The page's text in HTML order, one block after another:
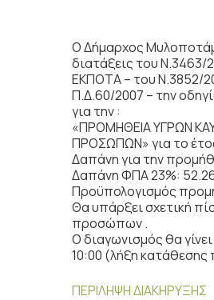
Ο Δήμαρχος
διατάξεις του Ν.3463/
ΕΚΠΟΤΑ – του Ν.3852/
Π.Δ.60/2007 – την
για την :
«ΠΡΟΜΗΘΕΙΑ ΥΓΡΩΝ
ΠΡΟΣΩΠΩΝ» για το
Δαπάνη για την
Δαπάνη ΦΠΑ 23%:
Προϋπολογισμός
Θα υπάρξει σχετική
προσώπων .
Ο διαγωνισμός θα
10:00 (λήξη
ΠΕΡΙΛΗΨΗ ΔΙΑΚΗΡΥΞΗΣ